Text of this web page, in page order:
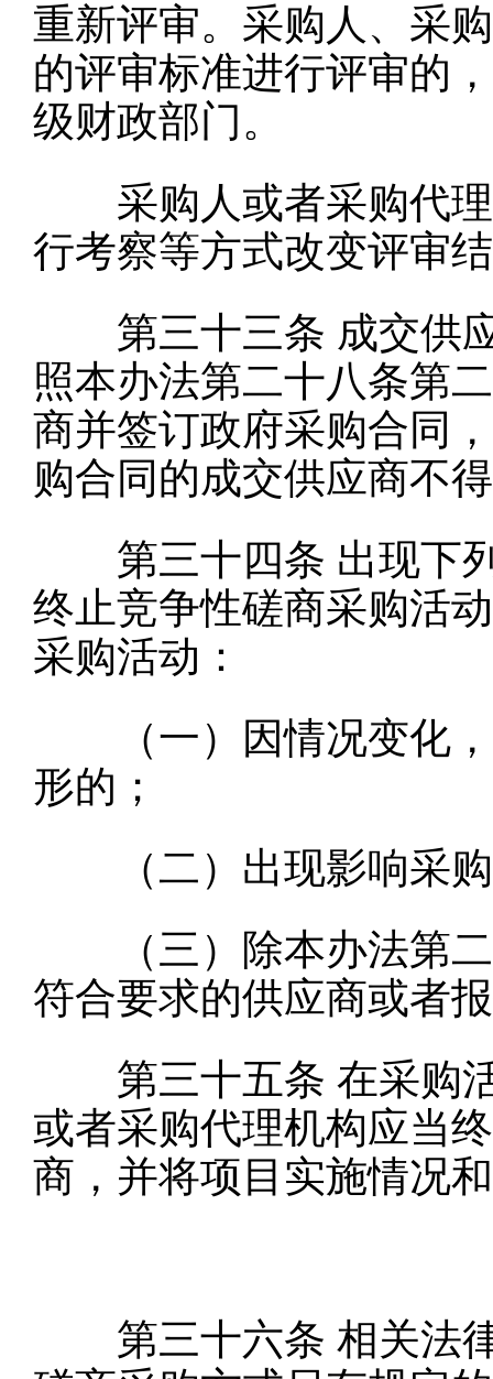
重新评审。采购人、采
的评审标准进行评审的
级财政部门。
采购人或者采购代理
行考察等方式改变评审
第三十三条 成交供
照本办法第二十八条第
商并签订政府采购合同
购合同的成交供应商不
第三十四条 出现下
终止竞争性磋商采购活
采购活动：
（一）因情况变化，
形的；
（二）出现影响采购
（三）除本办法第二
符合要求的供应商或者
第三十五条 在采购
或者采购代理机构应当
商，并将项目实施情况
第三十六条 相关法